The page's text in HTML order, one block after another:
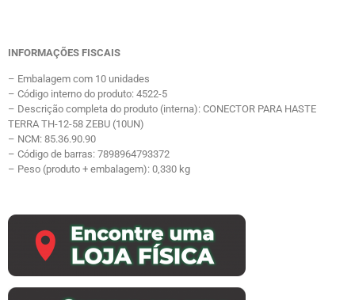
INFORMAÇÕES FISCAIS
– Embalagem com 10 unidades
– Código interno do produto: 4522-5
– Descrição completa do produto (interna): CONECTOR PARA HASTE
TERRA TH-12-58 ZEBU (10UN)
– NCM: 85.36.90.90
– Código de barras: 7898964793372
– Peso (produto + embalagem): 0,330 kg